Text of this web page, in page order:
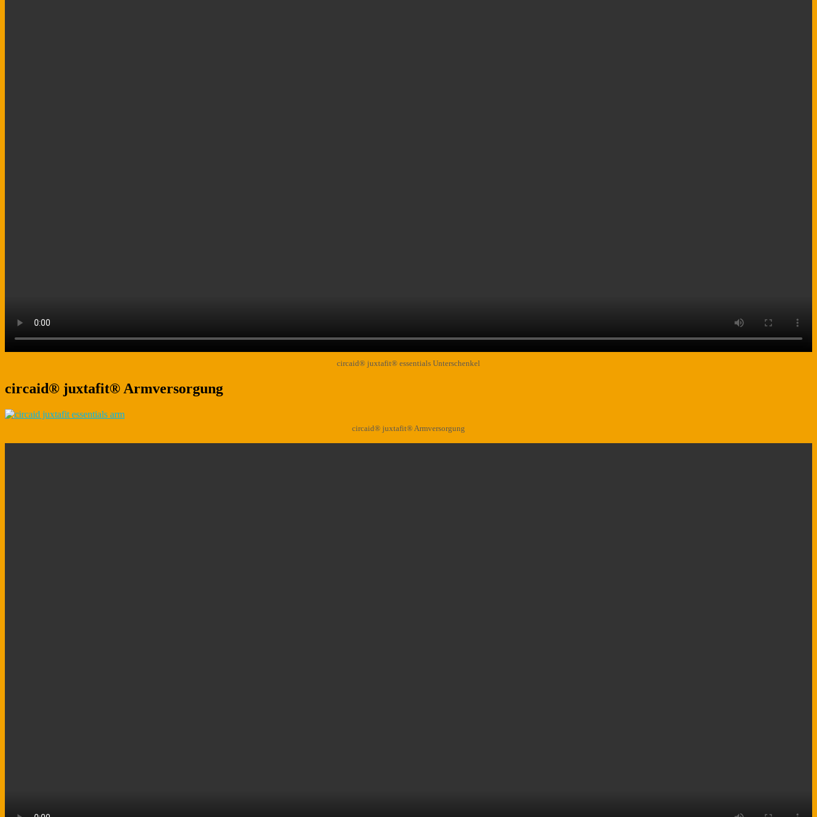
circaid® juxtafit® essentials Unterschenkel
circaid® juxtafit® Armversorgung
circaid® juxtafit® Armversorgung